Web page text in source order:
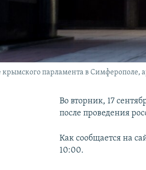
крымского парламента в Симферополе,
Во вторник, 17
после проведения
Как сообщается на
10:00.